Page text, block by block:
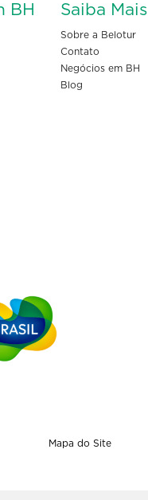
BH Saiba Mais
Sobre a Belotur
Contato
Negócios em BH
Blog
Mapa do Site